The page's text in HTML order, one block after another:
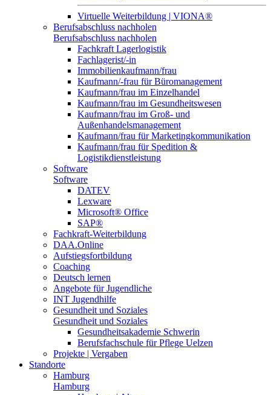
Virtuelle Weiterbildung | VIONA®
Berufsabschluss nachholen
Berufsabschluss nachholen
Fachkraft Lagerlogistik
Fachlagerist/-in
Immobilienkaufmann/frau
Kaufmann/-frau für Büromanagement
Kaufmann/frau im Einzelhandel
Kaufmann/frau im Gesundheitswesen
Kaufmann/frau im Groß- und
Außenhandelsmanagement
Kaufmann/frau für Marketingkommunikation
Kaufmann/frau für Spedition &
Logistikdienstleistung
Software
Software
DATEV
Lexware
Microsoft® Office
SAP®
Fachkraft-Weiterbildung
DAA.Online
Aufstiegsfortbildung
Coaching
Deutsch lernen
Angebote für Jugendliche
INT Jugendhilfe
Gesundheit und Soziales
Gesundheit und Soziales
Gesundheitsakademie Schwerin
Berufsfachschule für Pflege Uelzen
Projekte | Vergaben
Standorte
Hamburg
Hamburg